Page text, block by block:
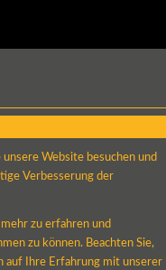
Website besuchen und
Verbesserung der
zu erfahren und
zu können. Beachten Sie,
auf Ihre Erfahrung mit unserer